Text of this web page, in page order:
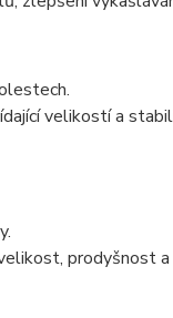
velikostí a
prodyšnost